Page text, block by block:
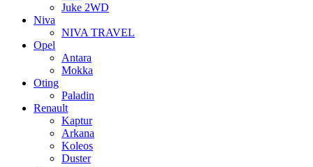
Juke 2WD
Niva
NIVA TRAVEL
Opel
Antara
Mokka
Oting
Paladin
Renault
Kaptur
Arkana
Koleos
Duster